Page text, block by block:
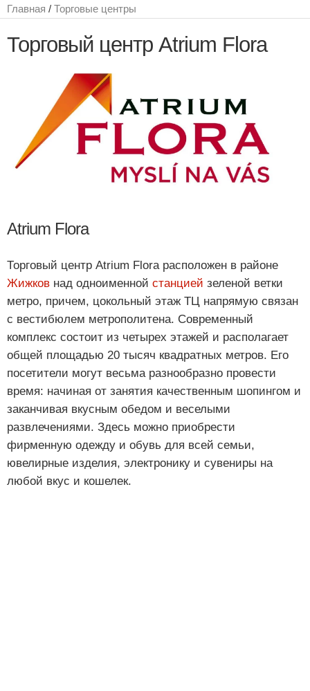
Главная / Торговые центры
Торговый центр Atrium Flora
Atrium Flora
Торговый центр Atrium Flora расположен в районе
Жижков над одноименной станцией зеленой ветки
метро, причем, цокольный этаж ТЦ напрямую связан
с вестибюлем метрополитена. Современный
комплекс состоит из четырех этажей и располагает
общей площадью 20 тысяч квадратных метров. Его
посетители могут весьма разнообразно провести
время: начиная от занятия качественным шопингом и
заканчивая вкусным обедом и веселыми
развлечениями. Здесь можно приобрести
фирменную одежду и обувь для всей семьи,
ювелирные изделия, электронику и сувениры на
любой вкус и кошелек.